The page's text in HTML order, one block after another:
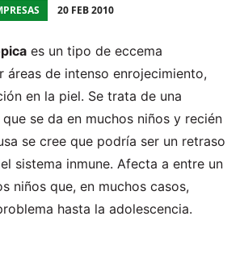
20 FEB 2010
es un tipo de eccema
áreas de intenso enrojecimiento,
en la piel. Se trata de una
se da en muchos niños y recién
se cree que podría ser un retraso
sistema inmune. Afecta a entre un
niños que, en muchos casos,
hasta la adolescencia.